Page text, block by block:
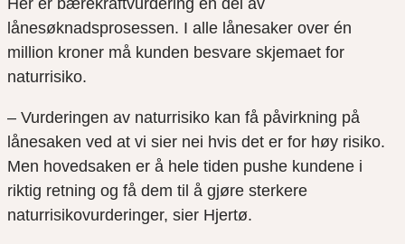
Her er bærekraftvurdering en del av
lånesøknadsprosessen. I alle lånesaker over én
million kroner må kunden besvare skjemaet for
naturrisiko.
– Vurderingen av naturrisiko kan få påvirkning på
lånesaken ved at vi sier nei hvis det er for høy risiko.
Men hovedsaken er å hele tiden pushe kundene i
riktig retning og få dem til å gjøre sterkere
naturrisikovurderinger, sier Hjertø.